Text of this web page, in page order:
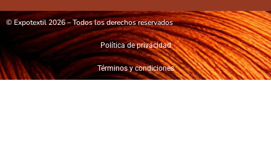
© Expotextil 2026 – Todos los derechos reservados
Política de privacidad
Términos y condiciones